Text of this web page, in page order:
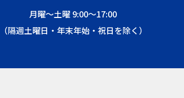
月曜〜土曜 9:00〜17:00
（隔週土曜日・年末年始・祝日を除く）